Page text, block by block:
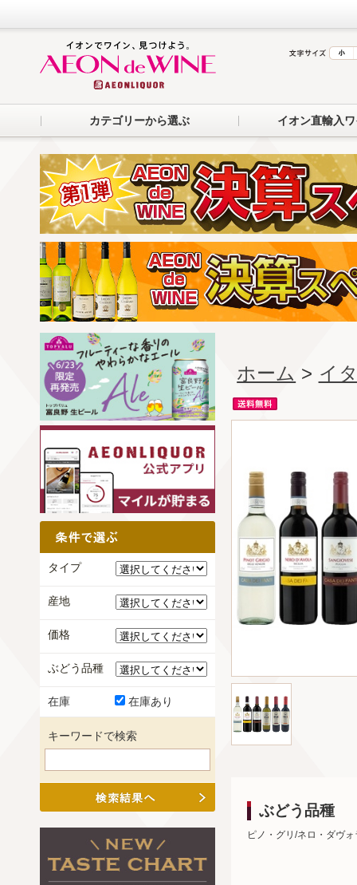
カテゴリーから選ぶ イオン直輸入
ホーム > イ
ぶどう品種
ピノ・グリ/ネロ・ダヴ
タイプ
産地
価格
ぶどう品種
在庫 在庫あり
キーワードで検索